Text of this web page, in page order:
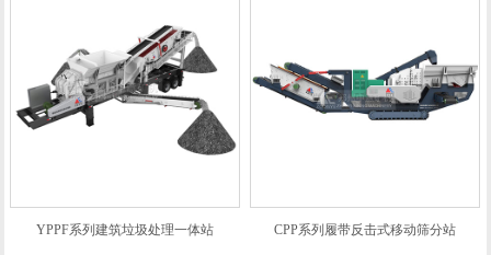
YPPF系列建筑垃圾处理一体站 CPP系列履带反击式移动筛分站